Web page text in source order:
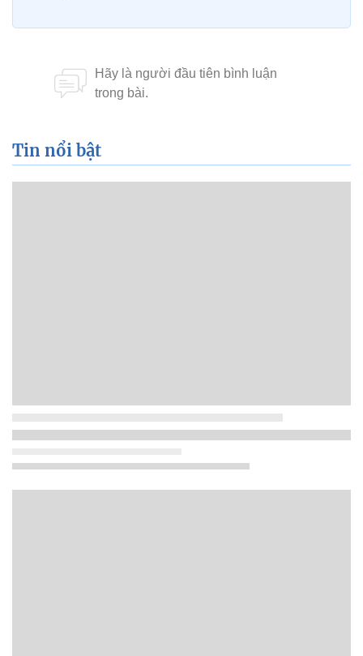
Tin nổi bật